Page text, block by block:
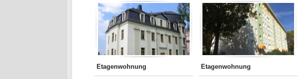
Etagenwohnung Etagenwohnung